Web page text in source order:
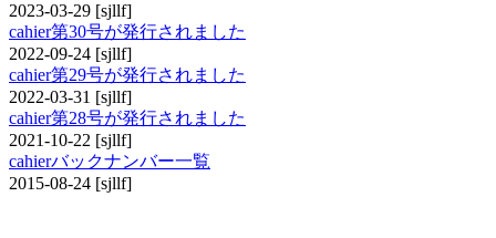
2023-03-29 [sjllf]
cahier第30号が発行されました
2022-09-24 [sjllf]
cahier第29号が発行されました
2022-03-31 [sjllf]
cahier第28号が発行されました
2021-10-22 [sjllf]
cahierバックナンバー一覧
2015-08-24 [sjllf]